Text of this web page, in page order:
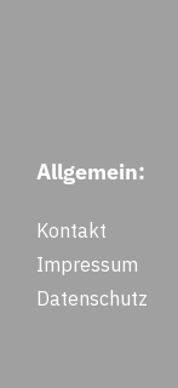
Allgemein:
Kontakt
Impressum
Datenschutz